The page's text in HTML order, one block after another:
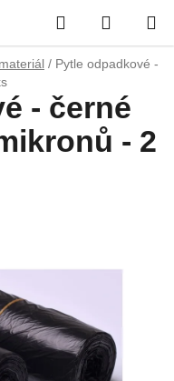
Hledat
KOŠÍK
/ Pytle odpadkové -
- černé
- 2